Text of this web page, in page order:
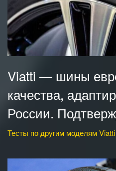
Viatti — шины
качества,
России.
Тесты по другим моделям Viatti